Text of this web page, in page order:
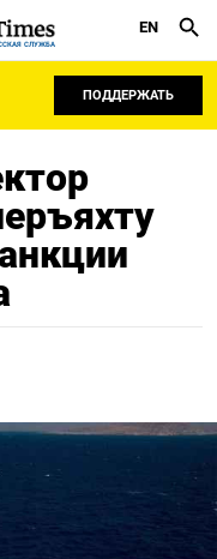
СЛУЖБА
EN
ПОДДЕРЖАТЬ